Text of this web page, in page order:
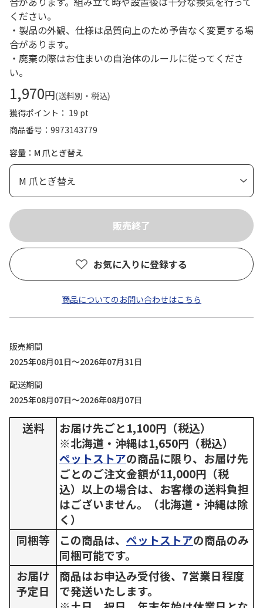
ください。
・製品の外観、仕様は品質向上のため予告なく変更する場
合があります。
・廃棄の際はお住まいの自治体のルールに従ってくださ
い。
1,970円(送料別・税込)
獲得ポイント： 19 pt
商品番号
9973143779
容量：M 爪とぎ替え
お気に入りに登録する
商品についてのお問い合わせはこちら
販売期間
2025年08月01日～2026年07月31日
配送期間
2025年08月07日～2026年08月07日
送料
お届け先ごと1,100円（税込）
※北海道・沖縄は1,650円（税込）
ペットストアの商品に限り、お届け先
ごとのご注文金額が11,000円（税
込）以上の場合は、お客様の送料負担
はございません。（北海道・沖縄は除
く）
同梱等
この商品は、 ペットストアの商品のみ
同梱可能です。
お届け
予定日
商品はお申込み受付後、7営業日程度
で発送いたします。